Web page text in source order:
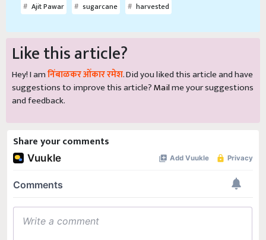
Ajit Pawar
sugarcane harvested
Like this article?
Hey! I amनिंबाळकर ओंकार रमेश. Did you liked this article and have
suggestions to improve this article?Mailme your suggestions
and feedback.
Share your comments